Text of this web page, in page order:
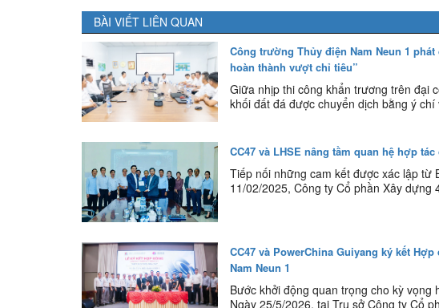
BÀI VIẾT LIÊN QUAN
Công trường Thủy điện Nam Neun 1
hoàn thành vượt chỉ tiêu”
Giữa nhịp thi công khẩn trương trên đại
khối đất đá được chuyển dịch bằng ý chí
CC47 và LHSE nâng tầm quan hệ hợp
Tiếp nối những cam kết được xác lập từ
11/02/2025, Công ty Cổ phần Xây dựng
CC47 và PowerChina Guiyang ký kết
Nam Neun 1
Bước khởi động quan trọng cho kỳ
Ngày 25/5/2026, tại Trụ sở Công ty Cổ